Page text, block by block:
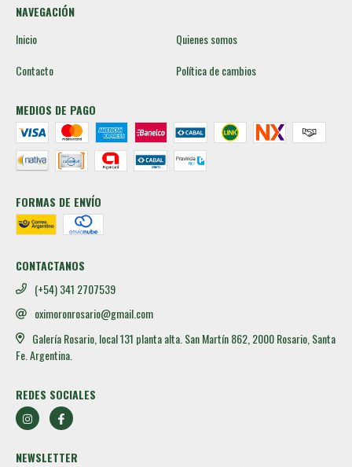
NAVEGACIÓN
Inicio
Quienes somos
Contacto
Política de cambios
MEDIOS DE PAGO
FORMAS DE ENVÍO
CONTACTANOS
(+54) 341 2707539
oximoronrosario@gmail.com
Galería Rosario, local 131 planta alta. San Martín 862, 2000 Rosario, Santa
Fe. Argentina.
REDES SOCIALES
NEWSLETTER